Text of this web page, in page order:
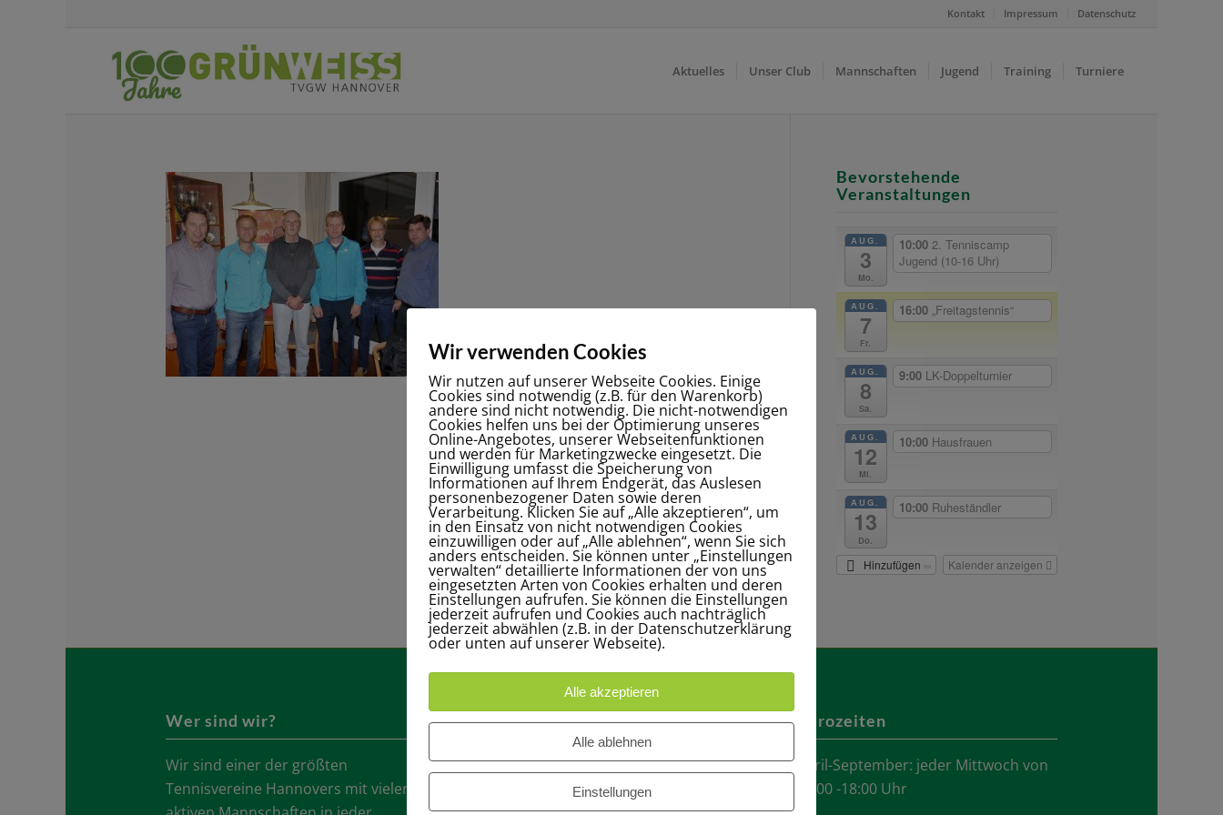
Kontakt Impressum Datenschutz
Aktuelles Unser Club Mannschaften Jugend Training Turniere
Bevorstehende
Veranstaltungen
AUG.
3
Mo.
10:00 2. Tenniscamp
Jugend (10-16 Uhr)
AUG.
7
Fr.
16:00 „Freitagstennis“
AUG.
8
Sa.
9:00 LK-Doppelturnier
AUG.
12
Mi.
10:00 Hausfrauen
AUG.
13
Do.
10:00 Ruheständler
Kalender anzeigen
Hinzufügen
Wer sind wir?
Wir sind einer der größten
Tennisvereine Hannovers mit vielen
Adresse
Carl-Loges-Str.12
30657 Hannover
Bürozeiten
April-September: jeder Mittwoch von
16.00 -18:00 Uhr
Wir verwenden Cookies
Wir nutzen auf unserer Webseite Cookies. Einige
Cookies sind notwendig (z.B. für den Warenkorb)
andere sind nicht notwendig. Die nicht-notwendigen
Cookies helfen uns bei der Optimierung unseres
Online-Angebotes, unserer Webseitenfunktionen
und werden für Marketingzwecke eingesetzt. Die
Einwilligung umfasst die Speicherung von
Informationen auf Ihrem Endgerät, das Auslesen
personenbezogener Daten sowie deren
Verarbeitung. Klicken Sie auf „Alle akzeptieren“, um
in den Einsatz von nicht notwendigen Cookies
einzuwilligen oder auf „Alle ablehnen“, wenn Sie sich
anders entscheiden. Sie können unter „Einstellungen
verwalten“ detaillierte Informationen der von uns
eingesetzten Arten von Cookies erhalten und deren
Einstellungen aufrufen. Sie können die Einstellungen
jederzeit aufrufen und Cookies auch nachträglich
jederzeit abwählen (z.B. in der Datenschutzerklärung
oder unten auf unserer Webseite).
Alle akzeptieren
Alle ablehnen
Einstellungen